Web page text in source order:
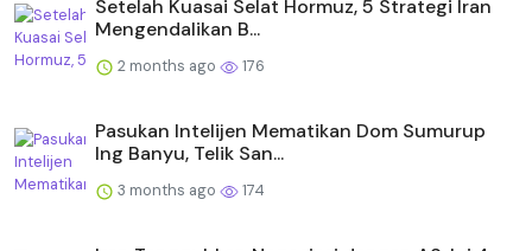
Setelah Kuasai Selat Hormuz, 5 Strategi Iran
Mengendalikan B...
2 months ago 176
Pasukan Intelijen Mematikan Dom Sumurup
Ing Banyu, Telik San...
3 months ago 174